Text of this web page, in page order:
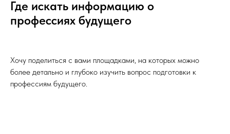
Где искать информацию о
профессиях будущего
Хочу поделиться с вами площадками, на которых можно
более детально и глубоко изучить вопрос подготовки к
профессиям будущего.